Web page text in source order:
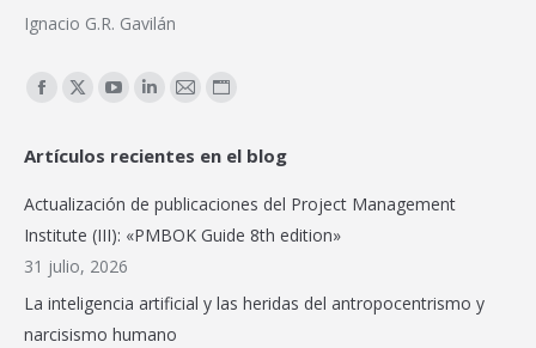
Ignacio G.R. Gavilán
Encuéntranos en:
Facebook
opens
in
new
window
X
opens
new
window
YouTube
opens
in
new
window
Linkedin
opens
new
Mail
opens
in
new
Sitio
page
in
Artículos recientes en el blog
Actualización de publicaciones del Project Management
Institute (III): «PMBOK Guide 8th edition»
31 julio, 2026
La inteligencia artificial y las heridas del antropocentrismo y
narcisismo humano